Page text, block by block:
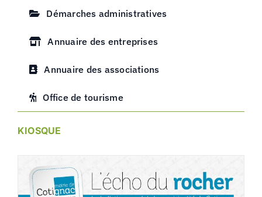
Démarches administratives
Annuaire des entreprises
Annuaire des associations
Office de tourisme
KIOSQUE